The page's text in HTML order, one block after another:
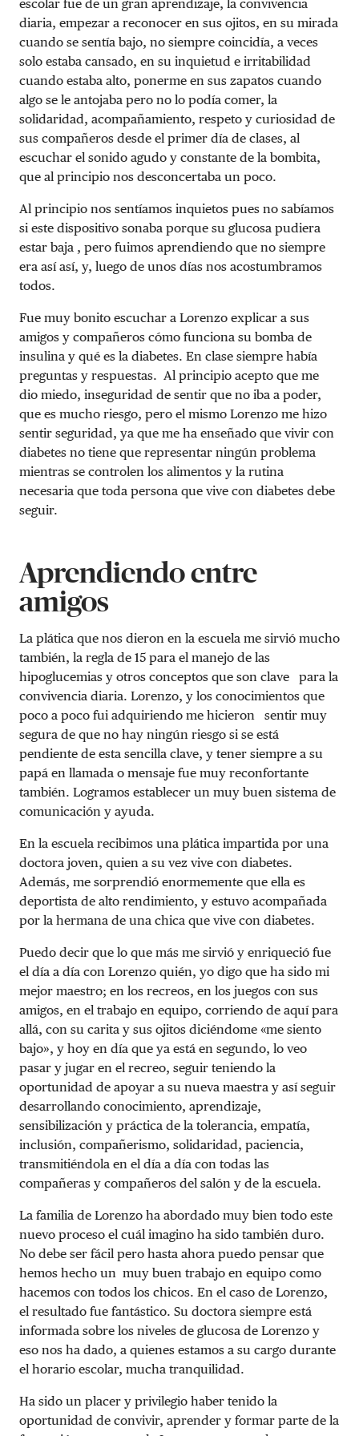
escolar fue de un gran aprendizaje, la convivencia
diaria, empezar a reconocer en sus ojitos, en su mirada
cuando se sentía bajo, no siempre coincidía, a veces
solo estaba cansado, en su inquietud e irritabilidad
cuando estaba alto, ponerme en sus zapatos cuando
algo se le antojaba pero no lo podía comer, la
solidaridad, acompañamiento, respeto y curiosidad de
sus compañeros desde el primer día de clases, al
escuchar el sonido agudo y constante de la bombita,
que al principio nos desconcertaba un poco.
Al principio nos sentíamos inquietos pues no sabíamos
si este dispositivo sonaba porque su glucosa pudiera
estar baja , pero fuimos aprendiendo que no siempre
era así así, y, luego de unos días nos acostumbramos
todos.
Fue muy bonito escuchar a Lorenzo explicar a sus
amigos y compañeros cómo funciona su bomba de
insulina y qué es la diabetes. En clase siempre había
preguntas y respuestas. Al principio acepto que me
dio miedo, inseguridad de sentir que no iba a poder,
que es mucho riesgo, pero el mismo Lorenzo me hizo
sentir seguridad, ya que me ha enseñado que vivir con
diabetes no tiene que representar ningún problema
mientras se controlen los alimentos y la rutina
necesaria que toda persona que vive con diabetes debe
seguir.
Aprendiendo entre
amigos
La plática que nos dieron en la escuela me sirvió mucho
también, la regla de 15 para el manejo de las
hipoglucemias y otros conceptos que son clave para la
convivencia diaria. Lorenzo, y los conocimientos que
poco a poco fui adquiriendo me hicieron sentir muy
segura de que no hay ningún riesgo si se está
pendiente de esta sencilla clave, y tener siempre a su
papá en llamada o mensaje fue muy reconfortante
también. Logramos establecer un muy buen sistema de
comunicación y ayuda.
En la escuela recibimos una plática impartida por una
doctora joven, quien a su vez vive con diabetes.
Además, me sorprendió enormemente que ella es
deportista de alto rendimiento, y estuvo acompañada
por la hermana de una chica que vive con diabetes.
Puedo decir que lo que más me sirvió y enriqueció fue
el día a día con Lorenzo quién, yo digo que ha sido mi
mejor maestro; en los recreos, en los juegos con sus
amigos, en el trabajo en equipo, corriendo de aquí para
allá, con su carita y sus ojitos diciéndome «me siento
bajo», y hoy en día que ya está en segundo, lo veo
pasar y jugar en el recreo, seguir teniendo la
oportunidad de apoyar a su nueva maestra y así seguir
desarrollando conocimiento, aprendizaje,
sensibilización y práctica de la tolerancia, empatía,
inclusión, compañerismo, solidaridad, paciencia,
transmitiéndola en el día a día con todas las
compañeras y compañeros del salón y de la escuela.
La familia de Lorenzo ha abordado muy bien todo este
nuevo proceso el cuál imagino ha sido también duro.
No debe ser fácil pero hasta ahora puedo pensar que
hemos hecho un muy buen trabajo en equipo como
hacemos con todos los chicos. En el caso de Lorenzo,
el resultado fue fantástico. Su doctora siempre está
informada sobre los niveles de glucosa de Lorenzo y
eso nos ha dado, a quienes estamos a su cargo durante
el horario escolar, mucha tranquilidad.
Ha sido un placer y privilegio haber tenido la
oportunidad de convivir, aprender y formar parte de la